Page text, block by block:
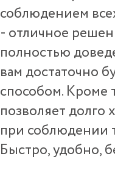
соблюдением
- отличное
полностью
вам достаточно
способом. Кроме
позволяет долго
при соблюдении
Быстро, удобно,